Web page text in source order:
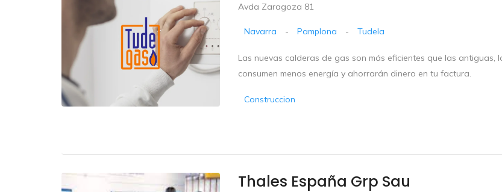
Avda Zaragoza 81
Navarra - Pamplona - Tudela
Las nuevas calderas de gas son más eficientes que las
consumen menos energía y ahorrarán dinero en tu factura.
Construccion
Thales España Grp Sau